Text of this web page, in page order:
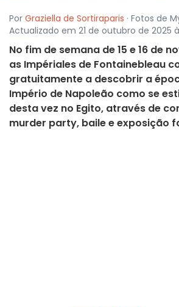
Por Graziella de Sortiraparis · Fotos de
Actualizado em 21 de outubro de 2025 às
No fim de semana de 15 e 16 de
as Impériales de Fontainebleau
gratuitamente a descobrir a
Império de Napoleão como se
desta vez no Egito, através de
murder party, baile e exposição